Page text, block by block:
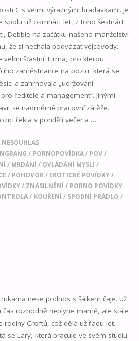
C s velmi výraznými bradavkami. Je
spolu už osmnáct let, z toho šestnáct
Debbie na začátku našeho manželství
že si nechala podvázat vejcovody.
velmi šťastní. Firma, pro kterou
zaměstnance na pozici, která se
a zahrnovala „udržování
ředitele a management“. Jinými
se nadměrné pracovní zátěže.
řekla v pondělí večer a …
/ PORNOPOVÍDKA/ POV/
/ MRDÁNÍ / OVLÁDÁNÍ MYSLI /
/ POHOVOR/ EROTICKÉ POVÍDKY/
/ ZNÁSILNĚNÍ / PORNO POVÍDKY
/ KOUŘENÍ / SPODNÍ PRÁDLO /
nese podnos s šálkem čaje. Už
rozhodně neplyne marně, ale stále
rodiny Croftů, což dělá už řadu let.
se Lary, která pracuje ve svém studiu